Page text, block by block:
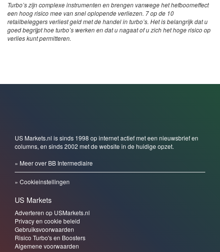
Turbo’s zijn complexe instrumenten en brengen vanwege het hefboomeffect
een hoog risico mee van snel oplopende verliezen. 7 op de 10
retailbeleggers verliest geld met de handel in turbo’s. Het is belangrijk dat u
goed begrijpt hoe turbo’s werken en dat u nagaat of u zich het hoge risico op
verlies kunt permitteren.
US Markets.nl is sinds 1998 op internet actief met een nieuwsbrief en
columns, en sinds 2002 met de website in de huidige opzet.
» Meer over BB Intermediaire
» Cookieinstellingen
US Markets
Adverteren op USMarkets.nl
Privacy en cookie beleid
Gebruiksvoorwaarden
Risico Turbo's en Boosters
Algemene voorwaarden